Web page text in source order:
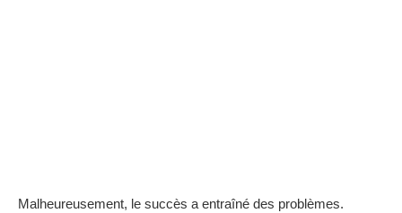
Malheureusement, le succès a entraîné des problèmes.